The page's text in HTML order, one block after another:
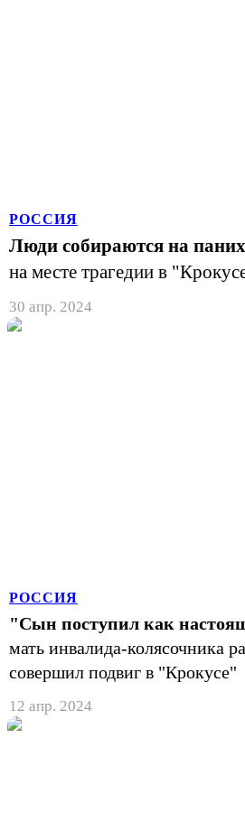
РОССИЯ
Люди собираются на
на месте трагедии в
30 апр. 2024
РОССИЯ
"Сын поступил как
мать инвалида-колясочника
совершил подвиг в "Крокусе"
12 апр. 2024